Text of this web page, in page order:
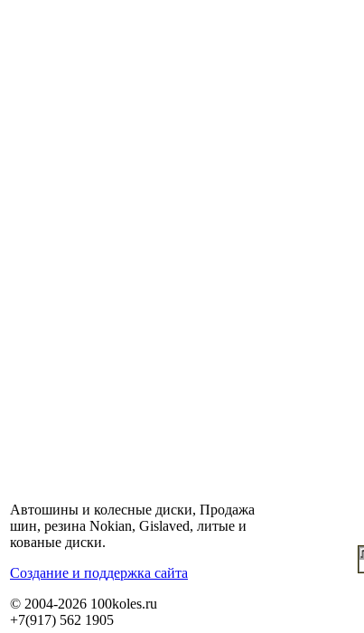
Автошины и колесные диски, Продажа
шин, резина Nokian, Gislaved, литые и
кованые диски.
Cоздание и поддержка сайта
© 2004-2026 100koles.ru
+7(917) 562 1905